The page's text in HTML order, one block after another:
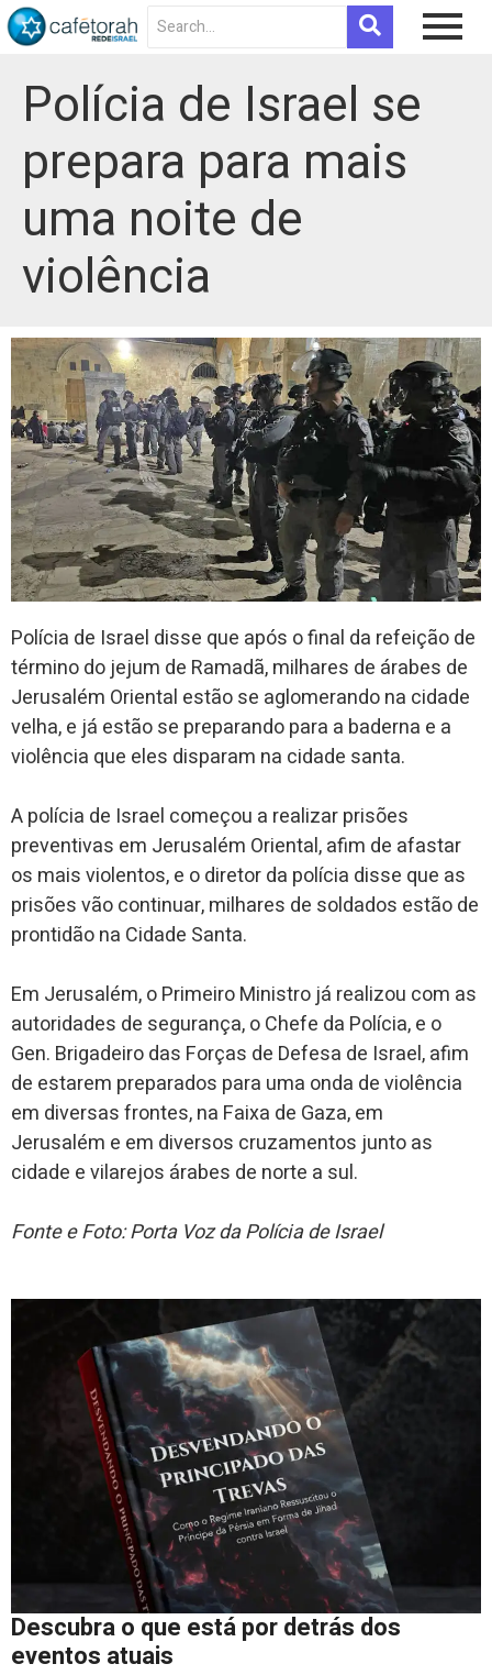
Polícia de Israel se
prepara para mais
uma noite de
violência
Polícia de Israel disse que após o final da refeição de
término do jejum de Ramadã, milhares de árabes de
Jerusalém Oriental estão se aglomerando na cidade
velha, e já estão se preparando para a baderna e a
violência que eles disparam na cidade santa.
A polícia de Israel começou a realizar prisões
preventivas em Jerusalém Oriental, afim de afastar
os mais violentos, e o diretor da polícia disse que as
prisões vão continuar, milhares de soldados estão de
prontidão na Cidade Santa.
Em Jerusalém, o Primeiro Ministro já realizou com as
autoridades de segurança, o Chefe da Polícia, e o
Gen. Brigadeiro das Forças de Defesa de Israel, afim
de estarem preparados para uma onda de violência
em diversas frontes, na Faixa de Gaza, em
Jerusalém e em diversos cruzamentos junto as
cidade e vilarejos árabes de norte a sul.
Fonte e Foto: Porta Voz da Polícia de Israel
Descubra o que está por detrás dos
eventos atuais